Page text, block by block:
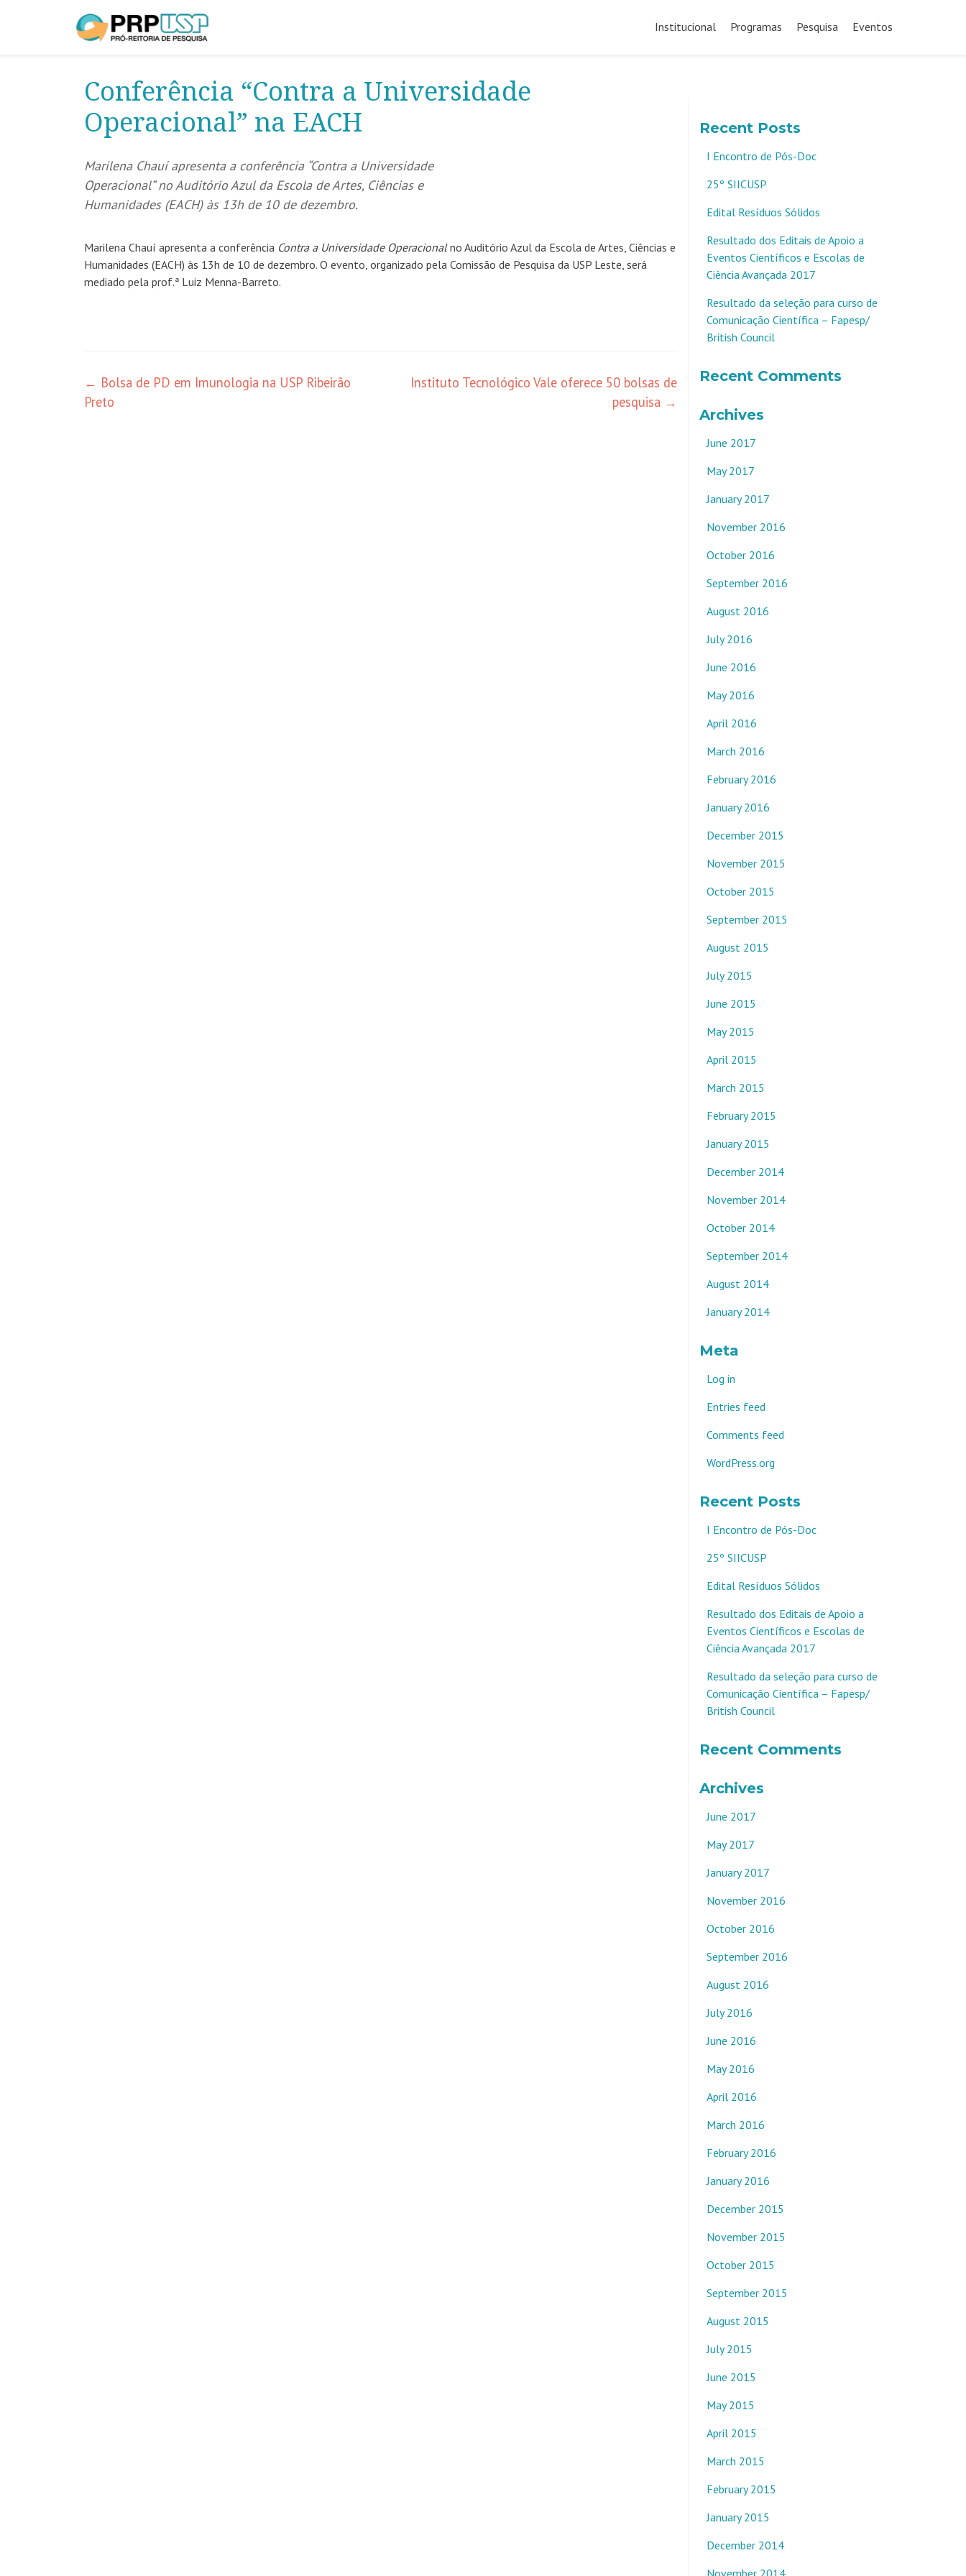
para
Institucional Programas Pesquisa Eventos
Conferência “Contra a Universidade
Operacional” na EACH
Marilena Chauí apresenta a conferência “Contra a Universidade
Operacional” no Auditório Azul da Escola de Artes, Ciências e
Humanidades (EACH) às 13h de 10 de dezembro.
Marilena Chauí apresenta a conferência Contra a Universidade Operacionalno Auditório Azul da Escola de Artes, Ciências e
Humanidades (EACH) às 13h de 10 de dezembro. O evento, organizado pela Comissão de Pesquisa da USP Leste, será
mediado pela prof.ª Luiz Menna-Barreto.
Navegação
de
← Bolsa de PD em Imunologia na USP Ribeirão
Preto
Instituto Tecnológico Vale oferece 50 bolsas de
pesquisa →
Recent Posts
I Encontro de Pós-Doc
25º SIICUSP
Edital Resíduos Sólidos
Resultado dos Editais de Apoio a
Eventos Científicos e Escolas de
Ciência Avançada 2017
Resultado da seleção para curso de
Comunicação Científica – Fapesp/
British Council
Recent Comments
Archives
June 2017
May 2017
January 2017
November 2016
October 2016
September 2016
August 2016
July 2016
June 2016
May 2016
April 2016
March 2016
February 2016
January 2016
December 2015
November 2015
October 2015
September 2015
August 2015
July 2015
June 2015
May 2015
April 2015
March 2015
February 2015
January 2015
December 2014
November 2014
October 2014
September 2014
August 2014
January 2014
Meta
Log in
Entries feed
Comments feed
WordPress.org
Recent Posts
I Encontro de Pós-Doc
25º SIICUSP
Edital Resíduos Sólidos
Resultado dos Editais de Apoio a
Eventos Científicos e Escolas de
Ciência Avançada 2017
Resultado da seleção para curso de
Comunicação Científica – Fapesp/
British Council
Recent Comments
Archives
June 2017
May 2017
January 2017
November 2016
October 2016
September 2016
August 2016
July 2016
June 2016
May 2016
April 2016
March 2016
February 2016
January 2016
December 2015
November 2015
October 2015
September 2015
August 2015
July 2015
June 2015
May 2015
April 2015
March 2015
February 2015
January 2015
December 2014
November 2014